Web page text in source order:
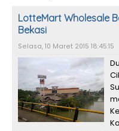
LotteMart Wholesale
Bekasi
Selasa, 10 Maret 2015 18:45:15